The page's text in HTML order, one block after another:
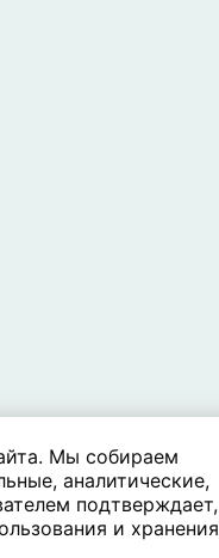
Мы собираем
аналитические,
подтверждает,
и хранения